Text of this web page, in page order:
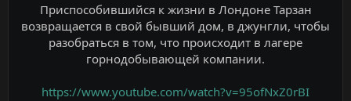
Приспособившийся к жизни в Лондоне Тарзан
возвращается в свой бывший дом, в джунгли, чтобы
разобраться в том, что происходит в лагере
горнодобывающей компании.
https://www.youtube.com/watch?v=95ofNxZ0rBI